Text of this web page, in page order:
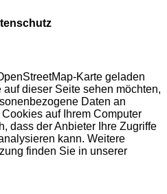
Karte geladen
dieser Seite sehen möchten,
Daten an
auf Ihrem Computer
dass der Anbieter Ihre Zugriffe
kann. Weitere
finden Sie in unserer